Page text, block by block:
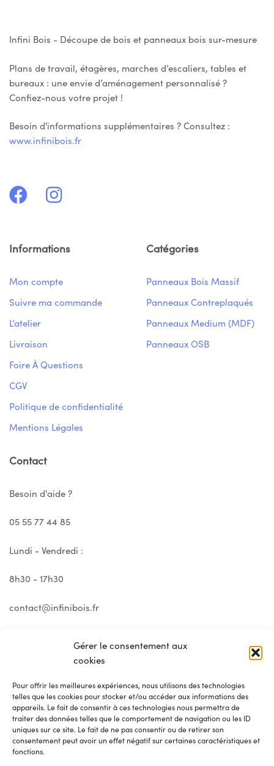
Gérer le consentement aux
cookies
Pour offrir les meilleures expériences, nous utilisons des technologies
telles que les cookies pour stocker et/ou accéder aux informations des
appareils. Le fait de consentir à ces technologies nous permettra de
traiter des données telles que le comportement de navigation ou les ID
uniques sur ce site. Le fait de ne pas consentir ou de retirer son
consentement peut avoir un effet négatif sur certaines caractéristiques et
fonctions.
Infini Bois - Découpe de bois et panneaux bois sur-mesure
Plans de travail, étagères, marches d’escaliers, tables et
bureaux : une envie d’aménagement personnalisé ?
Confiez-nous votre projet !
Besoin d'informations supplémentaires ? Consultez :
www.infinibois.fr
Informations
Mon compte
Suivre ma commande
L’atelier
Livraison
Foire À Questions
CGV
Politique de confidentialité
Mentions Légales
Catégories
Panneaux Bois Massif
Panneaux Contreplaqués
Panneaux Medium (MDF)
Panneaux OSB
Contact
Besoin d'aide ?
05 55 77 44 85
Lundi - Vendredi :
8h30 - 17h30
contact@infinibois.fr